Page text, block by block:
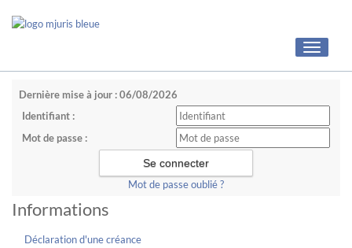
Toggle
Dernière mise à jour : 06/08/2026
Identifiant :
Mot de passe :
Mot de passe oublié ?
Informations
Déclaration d'une créance